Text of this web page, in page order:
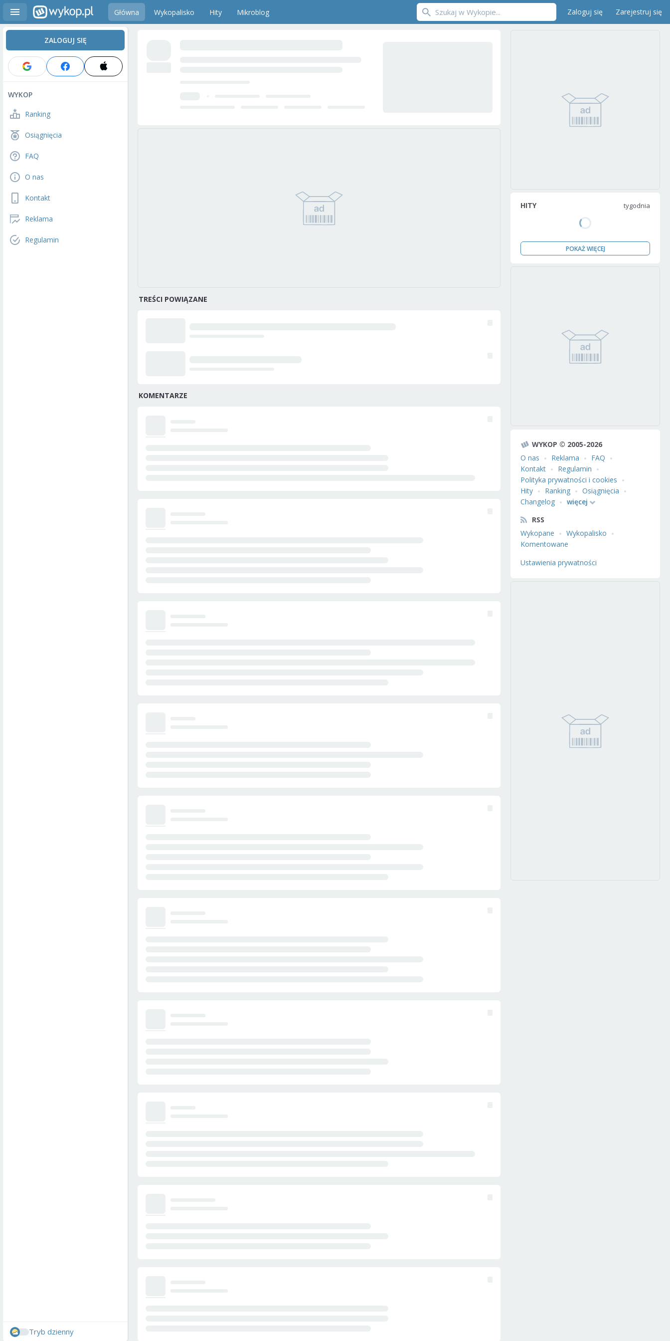
Główna Wykopalisko Hity Mikroblog Zaloguj się Zarejestruj się
ZALOGUJ SIĘ
WYKOP
Ranking
Osiągnięcia
FAQ
O nas
Kontakt
Reklama
Regulamin
Tryb dzienny
TREŚCI POWIĄZANE
KOMENTARZE
HITY tygodnia
POKAŻ WIĘCEJ
WYKOP © 2005-2026
O nas
Reklama
FAQ
Kontakt
Regulamin
Polityka prywatności i cookies
Hity
Ranking
Osiągnięcia
Changelog
więcej
RSS
Wykopane
Wykopalisko
Komentowane
Ustawienia prywatności